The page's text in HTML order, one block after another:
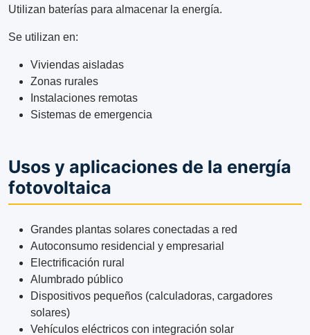
Utilizan baterías para almacenar la energía.
Se utilizan en:
Viviendas aisladas
Zonas rurales
Instalaciones remotas
Sistemas de emergencia
Usos y aplicaciones de la energía
fotovoltaica
Grandes plantas solares conectadas a red
Autoconsumo residencial y empresarial
Electrificación rural
Alumbrado público
Dispositivos pequeños (calculadoras, cargadores
solares)
Vehículos eléctricos con integración solar